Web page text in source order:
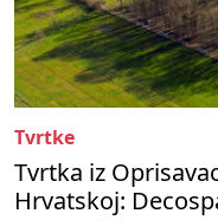
Tvrtke
Tvrtka iz
Hrvatskoj: